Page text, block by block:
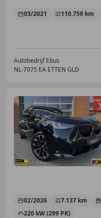
03/2021 110.759 km
Autobedrijf Ebus
NL-7075 EA ETTEN GLD
02/2026 7.137 km
220 kW (299 PK)